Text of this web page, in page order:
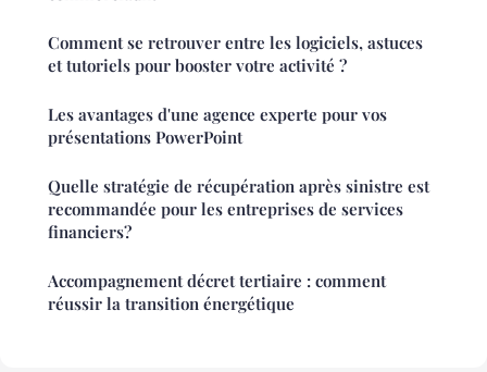
Comment se retrouver entre les logiciels, astuces
et tutoriels pour booster votre activité ?
Les avantages d'une agence experte pour vos
présentations PowerPoint
Quelle stratégie de récupération après sinistre est
recommandée pour les entreprises de services
financiers?
Accompagnement décret tertiaire : comment
réussir la transition énergétique